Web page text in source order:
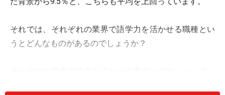
それでは、それぞれの業界で語学力を活かせる職種とい
うとどんなものがあるのでしょうか？